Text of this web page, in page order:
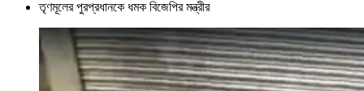
তৃণমূলের পুরপ্রধানকে ধমক বিজেপির মন্ত্রীর